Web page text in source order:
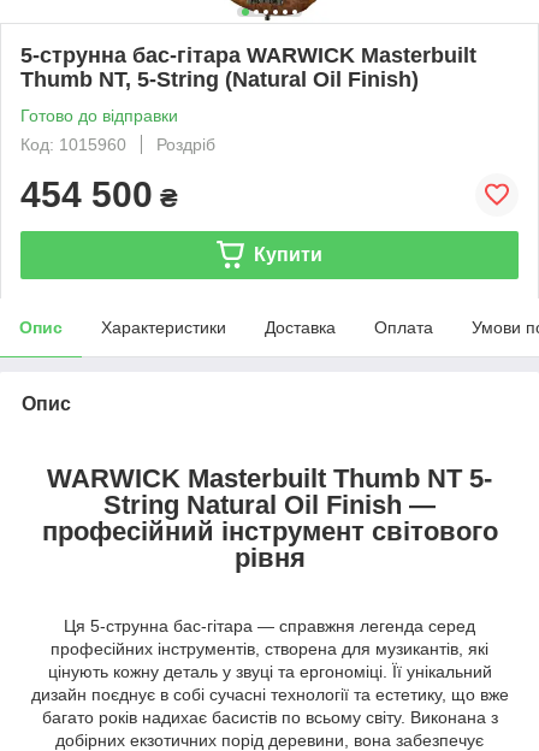
5-струнна бас-гітара WARWICK Masterbuilt
Thumb NT, 5-String (Natural Oil Finish)
Готово до відправки
Код: 1015960
Роздріб
454 500 ₴
Купити
Опис Характеристики Доставка Оплата Умови
Опис
WARWICK Masterbuilt Thumb NT 5-
String Natural Oil Finish —
професійний інструмент світового
рівня
Ця 5-струнна бас-гітара — справжня легенда серед
професійних інструментів, створена для музикантів, які
цінують кожну деталь у звуці та ергономіці. Її унікальний
дизайн поєднує в собі сучасні технології та естетику, що вже
багато років надихає басистів по всьому світу. Виконана з
добірних екзотичних порід деревини, вона забезпечує